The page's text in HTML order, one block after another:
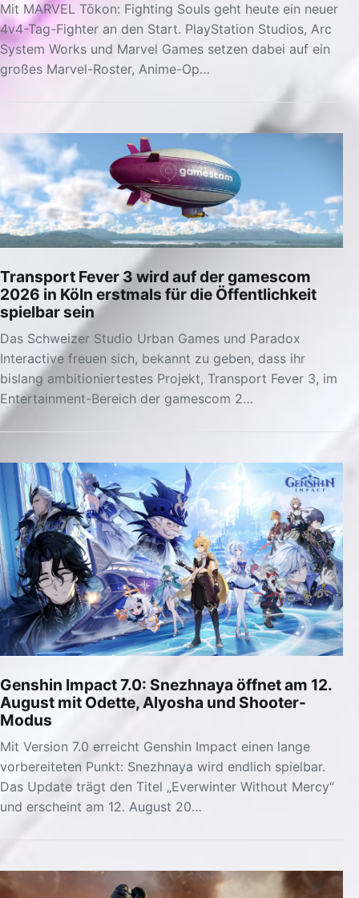
Mit MARVEL Tōkon: Fighting Souls geht heute ein neuer
4v4-Tag-Fighter an den Start. PlayStation Studios, Arc
System Works und Marvel Games setzen dabei auf ein
großes Marvel-Roster, Anime-Op…
Transport Fever 3 wird auf der gamescom
2026 in Köln erstmals für die Öffentlichkeit
spielbar sein
Das Schweizer Studio Urban Games und Paradox
Interactive freuen sich, bekannt zu geben, dass ihr
bislang ambitioniertestes Projekt, Transport Fever 3, im
Entertainment-Bereich der gamescom 2…
Genshin Impact 7.0: Snezhnaya öffnet am 12.
August mit Odette, Alyosha und Shooter-
Modus
Mit Version 7.0 erreicht Genshin Impact einen lange
vorbereiteten Punkt: Snezhnaya wird endlich spielbar.
Das Update trägt den Titel „Everwinter Without Mercy“
und erscheint am 12. August 20…